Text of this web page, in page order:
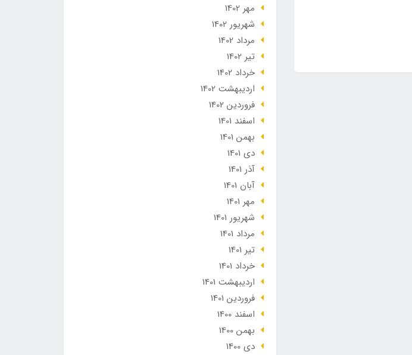
مهر 1402
شهریور 1402
مرداد 1402
تير 1402
خرداد 1402
ارديبهشت 1402
فروردین 1402
اسفند 1401
بهمن 1401
دی 1401
آذر 1401
آبان 1401
مهر 1401
شهریور 1401
مرداد 1401
تير 1401
خرداد 1401
ارديبهشت 1401
فروردین 1401
اسفند 1400
بهمن 1400
دی 1400